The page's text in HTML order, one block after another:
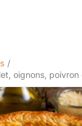
oignons,